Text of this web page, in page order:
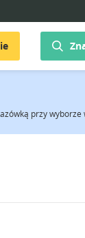
przy wyborze